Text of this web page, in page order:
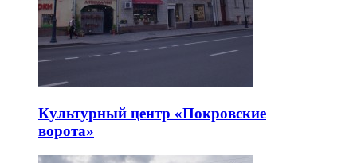
Культурный центр «Покровские
ворота»